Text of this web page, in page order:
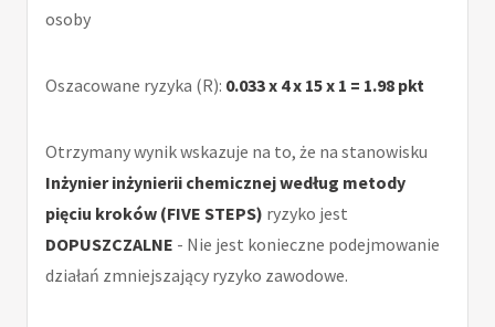
osoby
Oszacowane ryzyka (R): 0.033 x 4 x 15 x 1 = 1.98 pkt
Otrzymany wynik wskazuje na to, że na stanowisku
Inżynier inżynierii chemicznej według metody
pięciu kroków (FIVE STEPS) ryzyko jest
DOPUSZCZALNE - Nie jest konieczne podejmowanie
działań zmniejszający ryzyko zawodowe.